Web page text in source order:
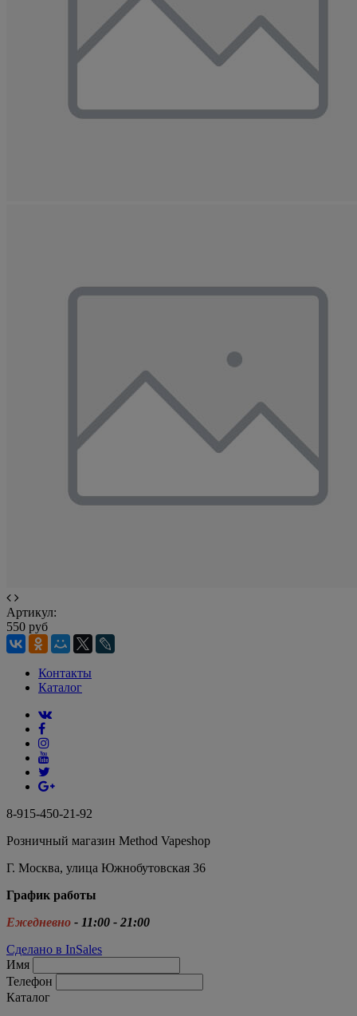
Артикул:
550 руб
Контакты
Каталог
8-915-450-21-92
Розничный магазин Method Vapeshop
Г. Москва, улица Южнобутовская 36
График работы
Ежедневно - 11:00 - 21:00
Сделано в InSales
Имя
Телефон
Каталог